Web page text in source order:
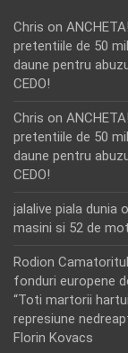
Chris on
pretentiile de 50
daune pentru
CEDO!
Chris on
pretentiile de 50
daune pentru
CEDO!
jalalive piala dunia
masini si 52 de
Rodion Camatoritul
fonduri europene
“Toti martorii
represiune
Florin Kovacs